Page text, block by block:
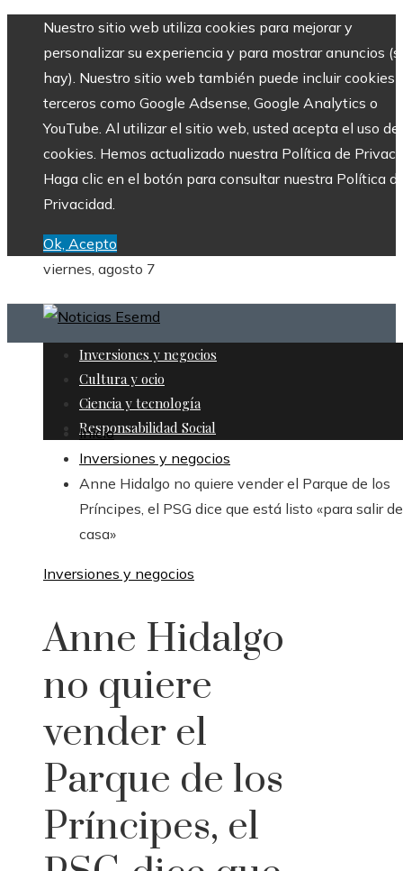
Nuestro sitio web utiliza cookies para mejorar y
personalizar su experiencia y para mostrar anuncios
hay). Nuestro sitio web también puede incluir cookies
terceros como Google Adsense, Google Analytics o
YouTube. Al utilizar el sitio web, usted acepta el uso de
cookies. Hemos actualizado nuestra Política de
Haga clic en el botón para consultar nuestra Política
Privacidad.
Ok, Acepto
viernes, agosto 7
Inversiones y negocios
Cultura y ocio
Ciencia y tecnología
Responsabilidad Social
Inicio
Inversiones y negocios
Anne Hidalgo no quiere vender el Parque de los
Príncipes, el PSG dice que está listo «para salir
casa»
Inversiones y negocios
Anne Hidalgo
no quiere
vender el
Parque de los
Príncipes, el